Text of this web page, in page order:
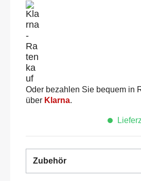
Oder bezahlen Sie bequem in
über Klarna.
Zubehör